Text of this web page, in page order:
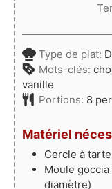
Type de plat:
Mots-clés:
vanille
Portions: 8
Matériel
Cercle à
Moule
diamètre)